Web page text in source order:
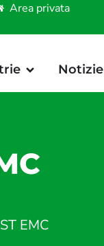
Area privata
Notizie
EMC